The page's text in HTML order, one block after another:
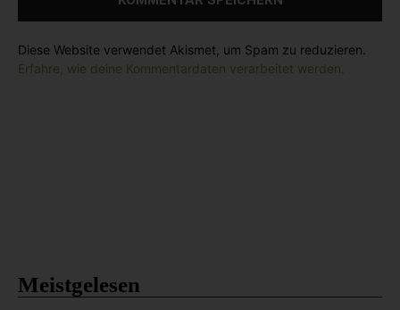
Diese Website verwendet Akismet, um Spam zu reduzieren.
Erfahre, wie deine Kommentardaten verarbeitet werden.
Meistgelesen